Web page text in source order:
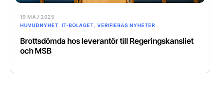
19 MAJ 2025
HUVUDNYHET
IT-BOLAGET VERIFIERAS NYHETER
Brottsdömda hos leverantör till Regeringskansliet
och MSB